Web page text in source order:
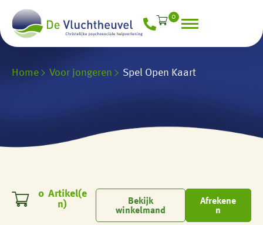
0
Home Voor jongeren Spel Open Kaart
0
Bekijk
winkelmand
Afrekene
n